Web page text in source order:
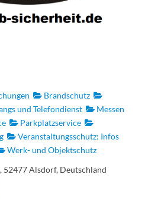
Brandschutz
und Telefondienst
Messen
Parkplatzservice
Veranstaltungsschutz: Infos
Werk- und Objektschutz
52477 Alsdorf, Deutschland